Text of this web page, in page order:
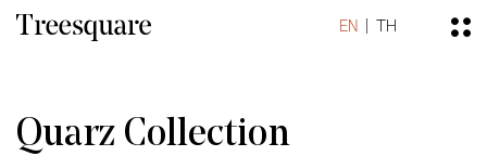
EN TH
Quarz Collection